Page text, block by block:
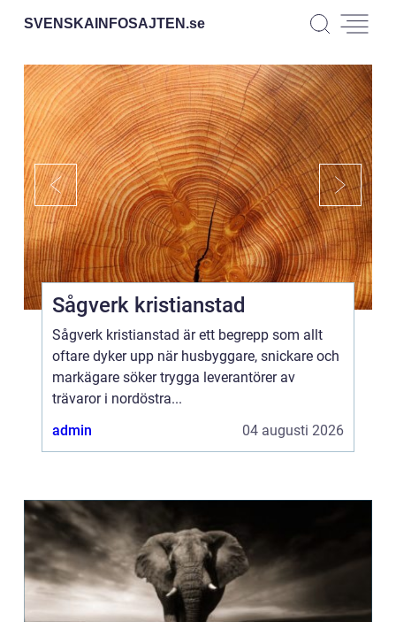
SVENSKAINFOSAJTEN.se
Sågverk kristianstad
Sågverk kristianstad är ett begrepp som allt
oftare dyker upp när husbyggare, snickare och
markägare söker trygga leverantörer av
trävaror i nordöstra...
admin
04 augusti 2026